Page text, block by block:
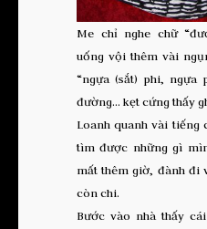
Me chỉ nghe chữ
uống vội thêm vài
“ngựa (sắt) phi, ngựa
đường… kẹt cứng thấy
Loanh quanh vài tiếng
tìm được những gì
mất thêm giờ, đành đi
còn chi.
Bước vào nhà thấy